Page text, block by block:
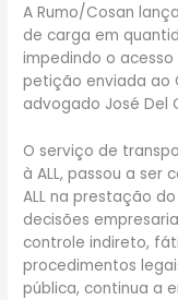
A Rumo/Cosan
de carga em
impedindo o
petição enviada ao
advogado José Del
O serviço de
à ALL, passou a ser
ALL na prestação
decisões
controle indireto,
procedimentos
pública, continua a